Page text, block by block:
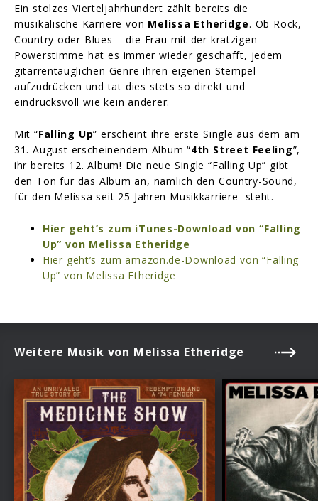
Ein stolzes Vierteljahrhundert zählt bereits die
musikalische Karriere von Melissa Etheridge. Ob Rock,
Country oder Blues – die Frau mit der kratzigen
Powerstimme hat es immer wieder geschafft, jedem
gitarrentauglichen Genre ihren eigenen Stempel
aufzudrücken und tat dies stets so direkt und
eindrucksvoll wie kein anderer.
Mit “Falling Up” erscheint ihre erste Single aus dem am
31. August erscheinendem Album “4th Street Feeling”,
ihr bereits 12. Album! Die neue Single “Falling Up” gibt
den Ton für das Album an, nämlich den Country-Sound,
für den Melissa seit 25 Jahren Musikkarriere steht.
Hier geht’s zum iTunes-Download von “Falling
Up” von Melissa Etheridge
Hier geht’s zum amazon.de-Download von “Falling
Up” von Melissa Etheridge
Weitere Musik von Melissa Etheridge